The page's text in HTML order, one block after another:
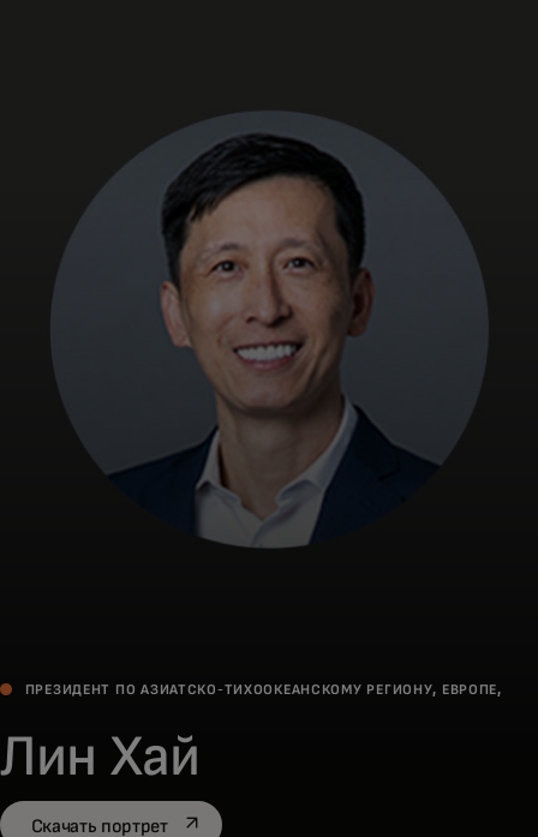
Для бизнеса
Для всего мира
Для новаторов
Новости и тренды
ПРЕЗИДЕНТ ПО АЗИАТСКО-ТИХООКЕАНСКОМУ РЕГИОНУ, ЕВРОПЕ,
Лин Хай
Скачать портретopens in a new tab